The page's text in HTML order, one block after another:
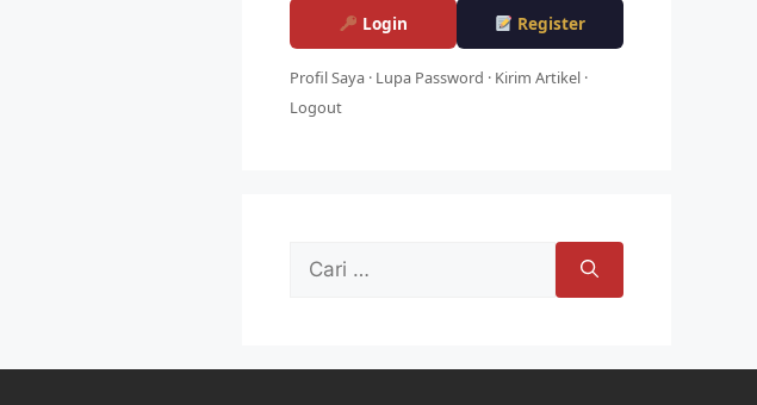
Login Register
Profil Saya · Lupa Password · Kirim Artikel ·
Logout
Cari